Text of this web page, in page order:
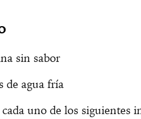
sin sabor
agua fría
cada uno de los siguientes